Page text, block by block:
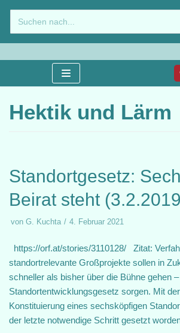
Zum
Inhalt
springen
Hektik und Lärm
Standortgesetz:
Beirat steht
von G. Kuchta 4. Februar 2021
https://orf.at/stories/3110128/ Zitat:
standortrelevante Großprojekte sollen in
schneller als bisher über die Bühne gehen
Standortentwicklungsgesetz sorgen. Mit
Konstituierung eines sechsköpfigen
der letzte notwendige Schritt gesetzt